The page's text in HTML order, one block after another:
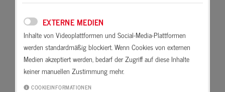
EXTERNE MEDIEN
Inhalte von Videoplattformen und Social-Media-Plattformen
werden standardmäßig blockiert. Wenn Cookies von externen
Medien akzeptiert werden, bedarf der Zugriff auf diese Inhalte
keiner manuellen Zustimmung mehr.
COOKIEINFORMATIONEN
Caseinfrei
Chemikalienbeständigkeit
Chromatarm nach
TRGS 613
wird die Craquelebildung als
Gestaltungsmittel absichtlich
herbeigeführt.